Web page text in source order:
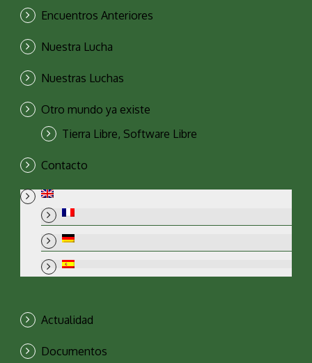
Encuentros Anteriores
Nuestra Lucha
Nuestras Luchas
Otro mundo ya existe
Tierra Libre, Software Libre
Contacto
Actualidad
Documentos